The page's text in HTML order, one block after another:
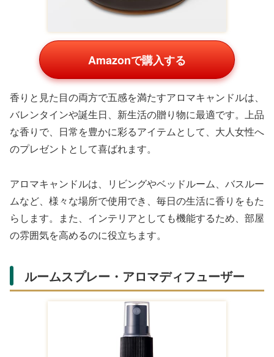
Amazonで購入する
ブレスレットやネックレス、ヘアアクセサリーなど、
あります。シンプルで上品なデザインのものを選ぶこと
で、様々なコーディネートに合わせやすくなります。
アクセサリーは、毎日身に付けるものとして、相手のこと
されないシンプルなデザインを選ぶことで、長く愛用して
もらえます。
香り関連のプレゼント